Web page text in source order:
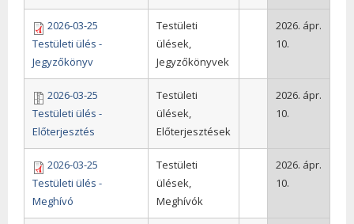
2026-03-25
Testületi ülés -
Jegyzőkönyv
Testületi
ülések,
Jegyzőkönyvek
2026. ápr.
10.
2026-03-25
Testületi ülés -
Előterjesztés
Testületi
ülések,
Előterjesztések
2026. ápr.
10.
2026-03-25
Testületi ülés -
Meghívó
Testületi
ülések,
Meghívók
2026. ápr.
10.